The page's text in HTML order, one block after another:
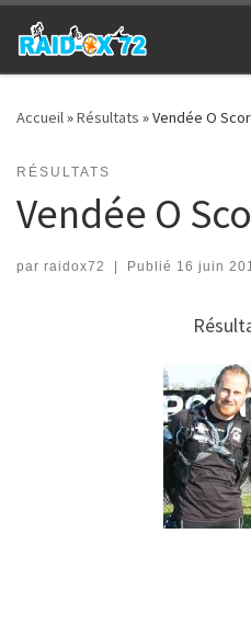
Passer au contenu
Accueil»Résultats »Vendée O
RÉSULTATS
Vendée O
par raidox72 | Publié 16 juin